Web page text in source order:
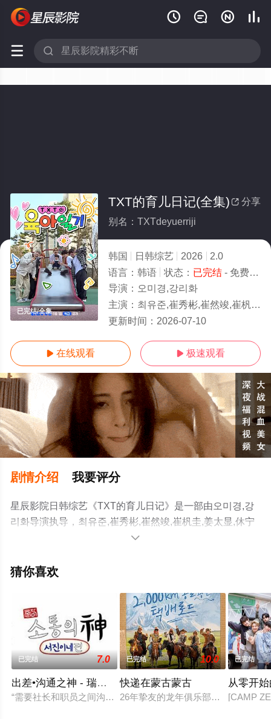
   
 
已完结/全集
 分享
TXT的育儿日记(全集)
别名：TXTdeyuerriji
韩国 日韩综艺 2026
2.0
语言： 韩语 状态： 已完结- 免费在线观看
导演： 오미경,강리화
主演： 최유준,崔秀彬,崔然竣,崔杋圭,姜太显,休宁凯
更新时间： 2026-07-10
 在线观看  极速观看
剧情介绍 我要评分
星辰影院日韩综艺《TXT的育儿日记》是一部由오미경,강
리화导演执导，최유준,崔秀彬,崔然竣,崔杋圭,姜太显,休宁
凯等演员精彩演绎的韩国综艺，大结局剧情已揭晓（已完
影视，更多相关信息可移步至豆瓣综艺、电视猫或剧情网

猜你喜欢
已完结 7.0
出差•沟通之神 - 瑞镇家篇
“需要社长和职员之间沟通”的匿名举报让“沟通之神”罗PD出差…
已完结 10.0
快递在蒙古蒙古
26年挚友的龙年俱乐部成员们和后
已完结
从零开
[CAMP